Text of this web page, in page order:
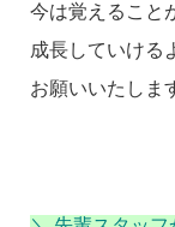
今は覚えること
成長していける
お願いいたしま